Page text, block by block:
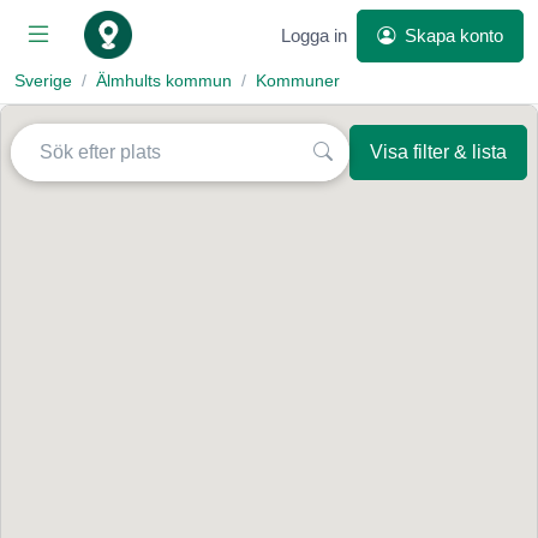
Logga in Skapa konto
Sverige Älmhults kommun Kommuner
Visa filter & lista